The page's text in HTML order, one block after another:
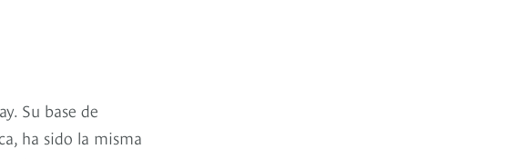
Su base de
ha sido la misma